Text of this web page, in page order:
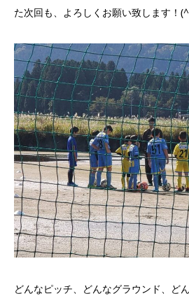
た次回も、よろしくお願い致します！
どんなピッチ、どんなグラウンド、ど